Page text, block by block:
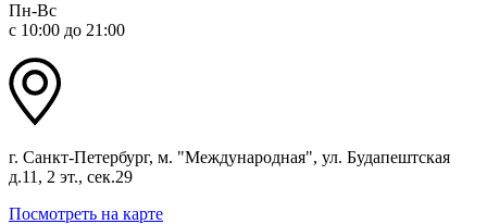
Пн-Вс
с 10:00 до 21:00
г. Санкт-Петербург, м. "Международная", ул. Будапештская
д.11, 2 эт., сек.29
Посмотреть на карте